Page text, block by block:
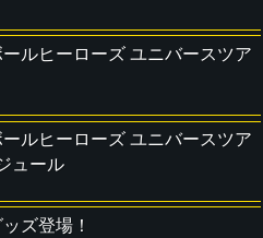
ルヒーローズ ユニバースツア
ルヒーローズ ユニバースツア
ュール
ズ登場！